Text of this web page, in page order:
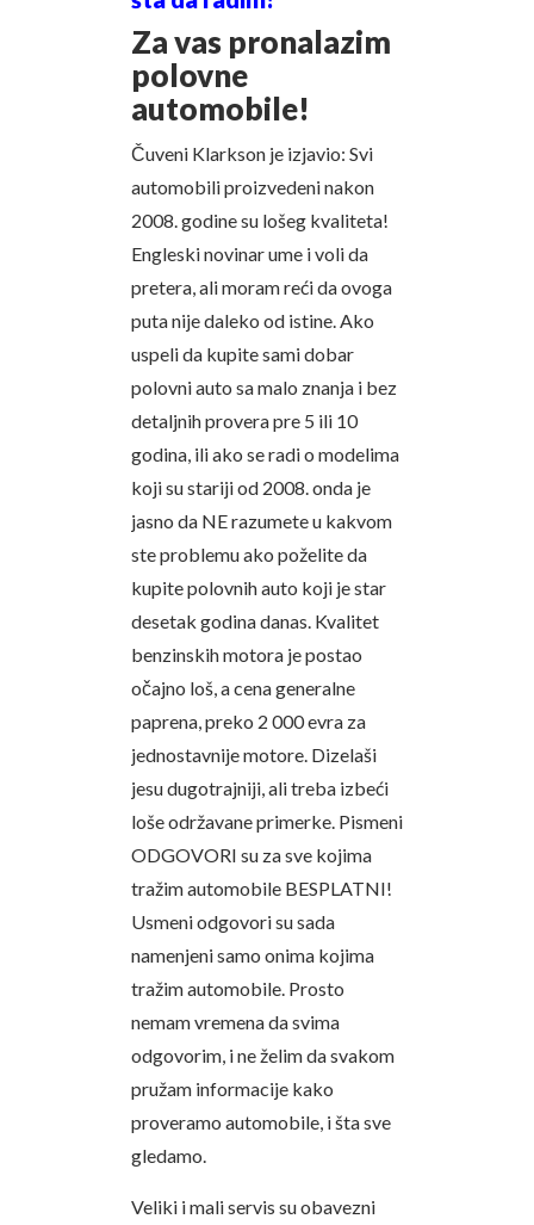
Za vas pronalazim
polovne
automobile!
Čuveni Klarkson je izjavio: Svi
automobili proizvedeni nakon
2008. godine su lošeg kvaliteta!
Engleski novinar ume i voli da
pretera, ali moram reći da ovoga
puta nije daleko od istine. Ako
uspeli da kupite sami dobar
polovni auto sa malo znanja i bez
detaljnih provera pre 5 ili 10
godina, ili ako se radi o modelima
koji su stariji od 2008. onda je
jasno da NE razumete u kakvom
ste problemu ako poželite da
kupite polovnih auto koji je star
desetak godina danas. Kvalitet
benzinskih motora je postao
očajno loš, a cena generalne
paprena, preko 2 000 evra za
jednostavnije motore. Dizelaši
jesu dugotrajniji, ali treba izbeći
loše održavane primerke. Pismeni
ODGOVORI su za sve kojima
tražim automobile BESPLATNI!
Usmeni odgovori su sada
namenjeni samo onima kojima
tražim automobile. Prosto
nemam vremena da svima
odgovorim, i ne želim da svakom
pružam informacije kako
proveramo automobile, i šta sve
gledamo.
Veliki i mali servis su obavezni